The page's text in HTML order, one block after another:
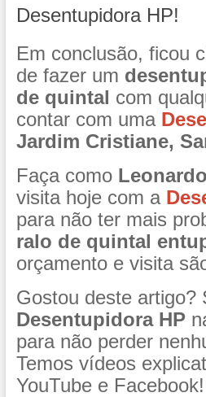
Desentupidora HP!
Em conclusão, ficou
de fazer um
de quintal com
contar com uma
Jardim Cristiane,
Faça como Leonardo
visita hoje com a
para não ter mais
ralo de quintal
orçamento e visita
Gostou deste artigo?
Desentupidora HP
para não perder
Temos vídeos
YouTube e Facebook!